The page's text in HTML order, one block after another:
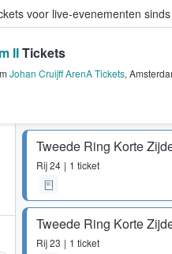
voor live-evenementen
tickets kopen en
IITickets
Johan Cruijff ArenA Tickets,
Tweede Ring Korte
Rij24 1 ticket
Tweede Ring Korte
Rij23 1 ticket